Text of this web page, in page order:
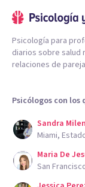
Psicología para
diarios sobre salud
relaciones de
Psicólogos con
Sandra
Miami,
Maria De
San